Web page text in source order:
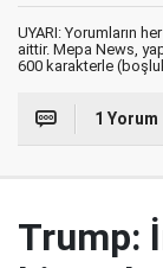
UYARI: Yorumların
aittir. Mepa News,
600 karakterle
1 Yorum
Trump: